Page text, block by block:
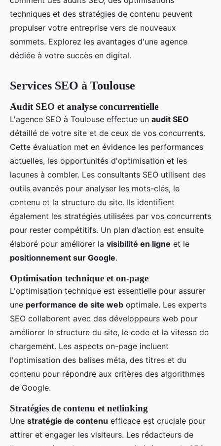
techniques et des stratégies de contenu peuvent
propulser votre entreprise vers de nouveaux
sommets. Explorez les avantages d'une agence
dédiée à votre succès en digital.
Services SEO à Toulouse
Audit SEO et analyse concurrentielle
L'agence SEO à Toulouse effectue un audit SEO
détaillé de votre site et de ceux de vos concurrents.
Cette évaluation met en évidence les performances
actuelles, les opportunités d'optimisation et les
lacunes à combler. Les consultants SEO utilisent des
outils avancés pour analyser les mots-clés, le
contenu et la structure du site. Ils identifient
également les stratégies utilisées par vos concurrents
pour rester compétitifs. Un plan d’action est ensuite
élaboré pour améliorer la visibilité en ligne et le
positionnement sur Google.
Optimisation technique et on-page
L'optimisation technique est essentielle pour assurer
une performance de site web optimale. Les experts
SEO collaborent avec des développeurs web pour
améliorer la structure du site, le code et la vitesse de
chargement. Les aspects on-page incluent
l'optimisation des balises méta, des titres et du
contenu pour répondre aux critères des algorithmes
de Google.
Stratégies de contenu et netlinking
Une stratégie de contenu efficace est cruciale pour
attirer et engager les visiteurs. Les rédacteurs de